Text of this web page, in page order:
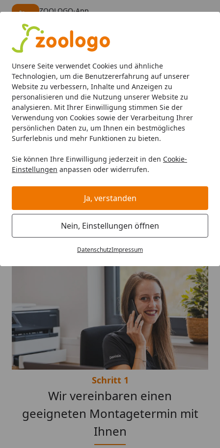
Unsere Seite verwendet Cookies und ähnliche
Technologien, um die Benutzererfahrung auf unserer
Website zu verbessern, Inhalte und Anzeigen zu
personalisieren und die Nutzung unserer Website zu
analysieren. Mit Ihrer Einwilligung stimmen Sie der
Verwendung von Cookies sowie der Verarbeitung Ihrer
persönlichen Daten zu, um Ihnen ein bestmögliches
Surferlebnis und mehr Funktionen zu bieten.
Sie können Ihre Einwilligung jederzeit in den Cookie-
Einstellungen anpassen oder widerrufen.
Ja, verstanden
Nein, Einstellungen öffnen
DatenschutzImpressum
ZOOLOGO-App
Alle Produkte
Mein Konto
Suchen
Startseite
So geht es weiter!
Bestellung inkl. Sorglos-Montage:
So geht's weiter!
Youtube-Video
Schritt 1
Wir vereinbaren einen
geeigneten Montagetermin mit
Ihnen